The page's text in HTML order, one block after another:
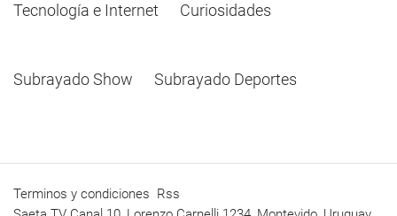
Tecnología e Internet
Curiosidades
Subrayado Show Subrayado Deportes
Terminos y condiciones Rss